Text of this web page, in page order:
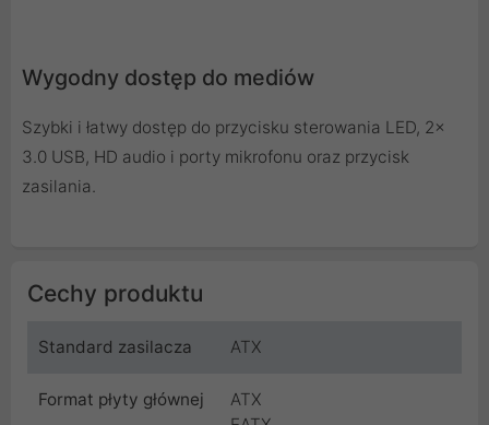
Wygodny dostęp do mediów
Szybki i łatwy dostęp do przycisku sterowania LED, 2x
3.0 USB, HD audio i porty mikrofonu oraz przycisk
zasilania.
Cechy produktu
Standard zasilacza ATX
Format płyty głównej
ATX